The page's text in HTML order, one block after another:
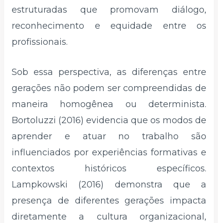
estruturadas que promovam diálogo,
reconhecimento e equidade entre os
profissionais.
Sob essa perspectiva, as diferenças entre
gerações não podem ser compreendidas de
maneira homogênea ou determinista.
Bortoluzzi (2016) evidencia que os modos de
aprender e atuar no trabalho são
influenciados por experiências formativas e
contextos históricos específicos.
Lampkowski (2016) demonstra que a
presença de diferentes gerações impacta
diretamente a cultura organizacional,